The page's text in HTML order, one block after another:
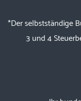
*Der selbstständige
3 und 4